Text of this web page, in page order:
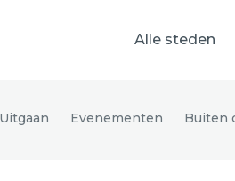
Alle steden
Uitgaan Evenementen Buiten